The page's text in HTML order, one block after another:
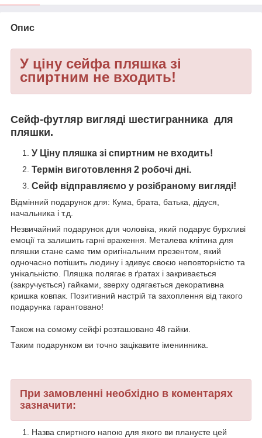
Опис
У ціну сейфа пляшка зі
спиртним не входить!
Сейф-футляр вигляді шестигранника для
пляшки.
У Ціну пляшка зі спиртним не входить!
Термін виготовлення 2 робочі дні.
Сейф відправляємо у розібраному вигляді!
Відмінний подарунок для: Кума, брата, батька, дідуся,
начальника і т.д.
Незвичайний подарунок для чоловіка, який подарує бурхливі
емоції та залишить гарні враження. Металева клітина для
пляшки стане саме тим оригінальним презентом, який
одночасно потішить людину і здивує своєю неповторністю та
унікальністю. Пляшка полягає в ґратах і закривається
(закручується) гайками, зверху одягається декоративна
кришка ковпак. Позитивний настрій та захоплення від такого
подарунка гарантовано!
Також на сомому сейфі розташовано 48 гайки.
Таким подарунком ви точно зацікавите іменинника.
При замовленні необхідно в коментарях
зазначити:
Назва спиртного напою для якого ви плануєте цей